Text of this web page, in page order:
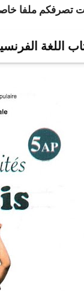
ملفا خاصا
اللغة